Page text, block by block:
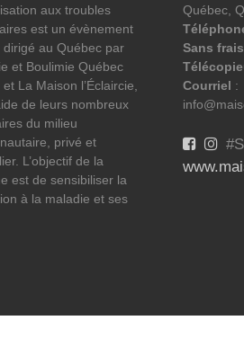
aux troubles
est un évènement
dirigé au Québec par
et Boulimie Québec
La Maison l’Éclaircie,
de leurs nombreux
du milieu
privé et
L’objectif de la
est de sensibiliser la
à la maladie et ses
Québec,
Sans frais
Courriel :